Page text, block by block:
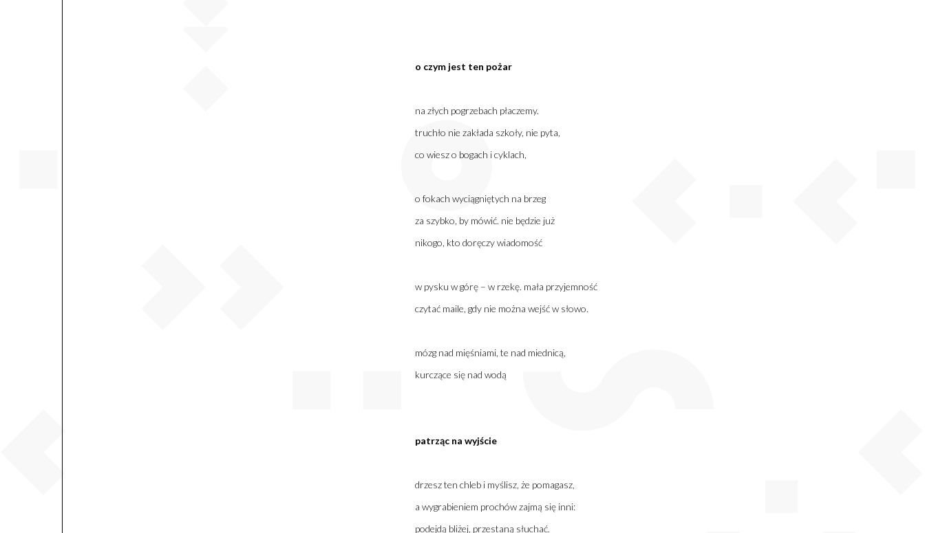
o czym jest ten pożar
na złych pogrzebach płaczemy.
truchło nie zakłada szkoły, nie pyta,
co wiesz o bogach i cyklach,
o fokach wyciągniętych na brzeg
za szybko, by mówić. nie będzie już
nikogo, kto doręczy wiadomość
w pysku w górę – w rzekę. mała przyjemność
czytać maile, gdy nie można wejść w słowo.
mózg nad mięśniami, te nad miednicą,
kurczące się nad wodą
patrząc na wyjście
drzesz ten chleb i myślisz, że pomagasz,
a wygrabieniem prochów zajmą się inni:
podejdą bliżej, przestaną słuchać.